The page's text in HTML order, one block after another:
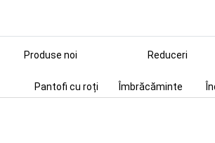
Produse noi Reduceri
Pantofi cu roți Îmbrăcăminte